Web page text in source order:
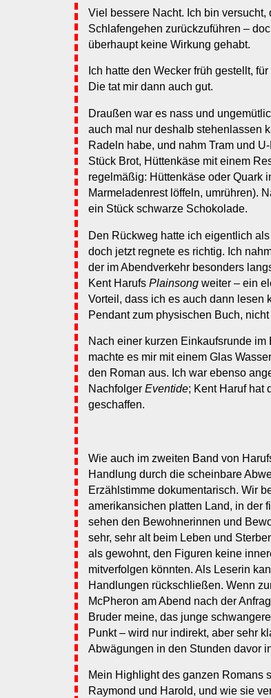
Viel bessere Nacht. Ich bin
Schlafengehen zurückzuführen –
überhaupt keine Wirkung gehabt.
Ich hatte den Wecker früh gestellt,
Die tat mir dann auch gut.
Draußen war es nass und
auch mal nur deshalb stehenlassen
Radeln habe, und nahm Tram und
Stück Brot, Hüttenkäse mit einem
regelmäßig: Hüttenkäse oder Quark
Marmeladenrest löffeln, umrühren).
ein Stück schwarze Schokolade.
Den Rückweg hatte ich eigentlich
doch jetzt regnete es richtig. Ich
der im Abendverkehr besonders
Kent Harufs Plainsong weiter – ein
Vorteil, dass ich es auch dann lesen
Pendant zum physischen Buch,
Nach einer kurzen Einkaufsrunde
machte es mir mit einem Glas
den Roman aus. Ich war ebenso
Nachfolger Eventide; Kent Haruf hat
geschaffen.
Wie auch im zweiten Band von
Handlung durch die scheinbare
Erzählstimme dokumentarisch. Wir
amerikansichen platten Land, in der
sehen den Bewohnerinnen und
sehr, sehr alt beim Leben und
als gewohnt, den Figuren keine
mitverfolgen könnten. Als Leserin
Handlungen rückschließen. Wenn
McPheron am Abend nach der
Bruder meine, das junge
Punkt – wird nur indirekt, aber sehr
Abwägungen in den Stunden davor
Mein Highlight des ganzen Romans
Raymond und Harold, und wie sie